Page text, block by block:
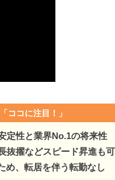
「ココに注目！」
定性と業界No.1の将来性
抜擢などスピード昇進も
め、転居を伴う転勤なし